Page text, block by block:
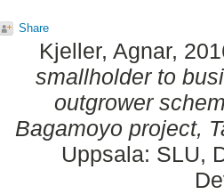
Share
Kjeller, Agnar,
smallholder to
outgrower
Bagamoyo project,
Uppsala: SLU,